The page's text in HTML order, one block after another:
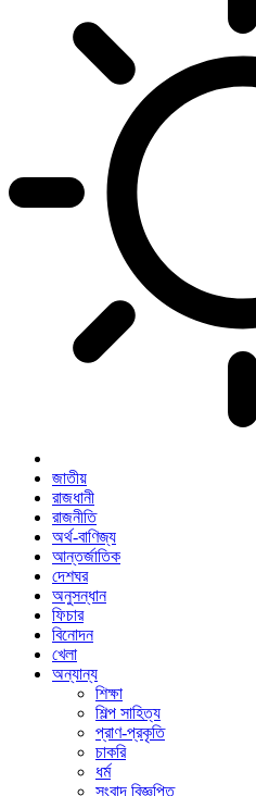
জাতীয়
রাজধানী
রাজনীতি
অর্থ-বাণিজ্য
আন্তর্জাতিক
দেশঘর
অনুসন্ধান
ফিচার
বিনোদন
খেলা
অন্যান্য
শিক্ষা
শিল্প সাহিত্য
প্রাণ-প্রকৃতি
চাকরি
ধর্ম
সংবাদ বিজ্ঞপ্তি